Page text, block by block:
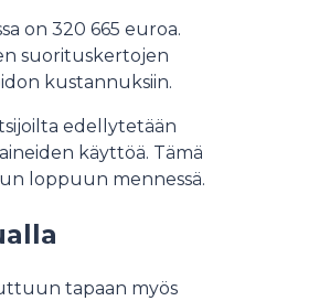
on 320 665 euroa.
suorituskertojen
kustannuksiin.
edellytetään
käyttöä. Tämä
loppuun mennessä.
tapaan myös